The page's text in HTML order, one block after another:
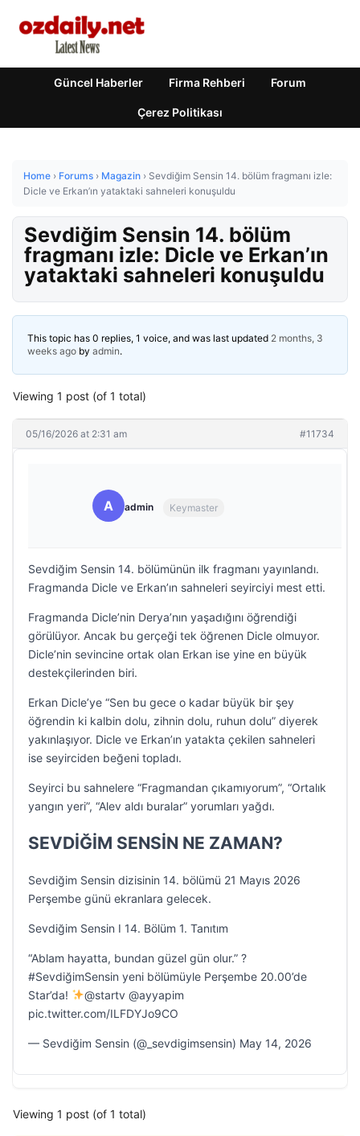
Güncel Haberler Firma Rehberi Forum
Çerez Politikası
Home › Forums › Magazin › Sevdiğim Sensin 14. bölüm fragmanı izle:
Dicle ve Erkan’ın yataktaki sahneleri konuşuldu
Sevdiğim Sensin 14. bölüm
fragmanı izle: Dicle ve Erkan’ın
yataktaki sahneleri konuşuldu
This topic has 0 replies, 1 voice, and was last updated 2 months, 3
weeks ago by admin.
Viewing 1 post (of 1 total)
05/16/2026 at 2:31 am #11734
A admin Keymaster
Sevdiğim Sensin 14. bölümünün ilk fragmanı yayınlandı.
Fragmanda Dicle ve Erkan’ın sahneleri seyirciyi mest etti.
Fragmanda Dicle’nin Derya’nın yaşadığını öğrendiği
görülüyor. Ancak bu gerçeği tek öğrenen Dicle olmuyor.
Dicle’nin sevincine ortak olan Erkan ise yine en büyük
destekçilerinden biri.
Erkan Dicle’ye “Sen bu gece o kadar büyük bir şey
öğrendin ki kalbin dolu, zihnin dolu, ruhun dolu” diyerek
yakınlaşıyor. Dicle ve Erkan’ın yatakta çekilen sahneleri
ise seyirciden beğeni topladı.
Seyirci bu sahnelere “Fragmandan çıkamıyorum”, “Ortalık
yangın yeri”, “Alev aldı buralar” yorumları yağdı.
SEVDİĞİM SENSİN NE ZAMAN?
Sevdiğim Sensin dizisinin 14. bölümü 21 Mayıs 2026
Perşembe günü ekranlara gelecek.
Sevdiğim Sensin I 14. Bölüm 1. Tanıtım
“Ablam hayatta, bundan güzel gün olur.” ?
#SevdiğimSensin yeni bölümüyle Perşembe 20.00’de
Star’da!
@startv @ayyapim
pic.twitter.com/ILFDYJo9CO
— Sevdiğim Sensin (@_sevdigimsensin) May 14, 2026
Viewing 1 post (of 1 total)